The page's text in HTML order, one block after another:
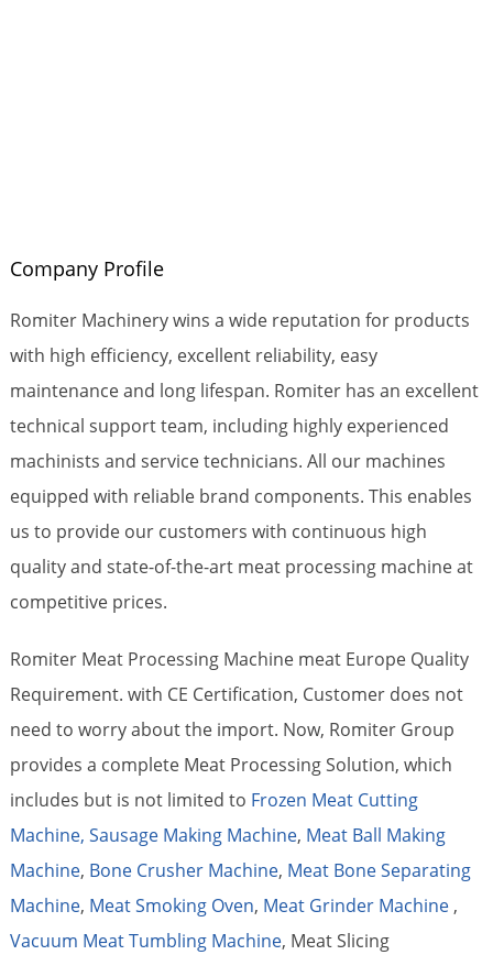
Company Profile
Romiter Machinery wins a wide reputation for products
with high efficiency, excellent reliability, easy
maintenance and long lifespan. Romiter has an excellent
technical support team, including highly experienced
machinists and service technicians. All our machines
equipped with reliable brand components. This enables
us to provide our customers with continuous high
quality and state-of-the-art meat processing machine at
competitive prices.
Romiter Meat Processing Machine meat Europe Quality
Requirement. with CE Certification, Customer does not
need to worry about the import. Now, Romiter Group
provides a complete Meat Processing Solution, which
includes but is not limited to Frozen Meat Cutting
Machine, Sausage Making Machine, Meat Ball Making
Machine, Bone Crusher Machine, Meat Bone Separating
Machine, Meat Smoking Oven, Meat Grinder Machine,
Vacuum Meat Tumbling Machine, Meat Slicing